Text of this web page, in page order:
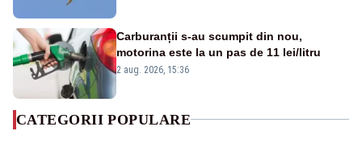
Carburanții s-au scumpit din nou,
motorina este la un pas de 11 lei/litru
2 aug. 2026, 15:36
CATEGORII POPULARE